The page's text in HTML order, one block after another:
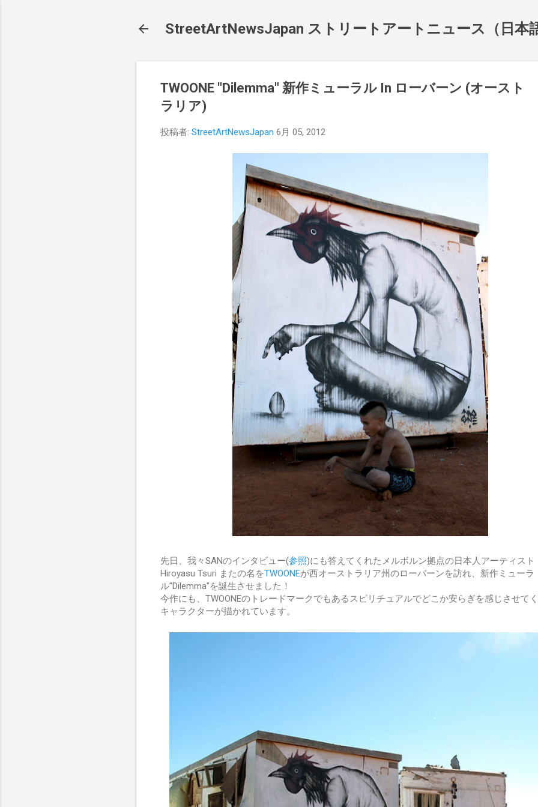
StreetArtNewsJapan ストリートアートニュース（日本
TWOONE "Dilemma" 新作ミューラル In ローバーン (オースト
ラリア)
投稿者: StreetArtNewsJapan 6月 05, 2012
先日、我々SANのインタビュー(参照)にも答えてくれたメルボルン拠点の日本人アーティスト
Hiroyasu Tsuri またの名をTWOONEが西オーストラリア州のローバーンを訪れ、新作ミューラ
ル"Dilemma"を誕生させました！
今作にも、TWOONEのトレードマークでもあるスピリチュアルでどこか安らぎを感じさせて
キャラクターが描かれています。